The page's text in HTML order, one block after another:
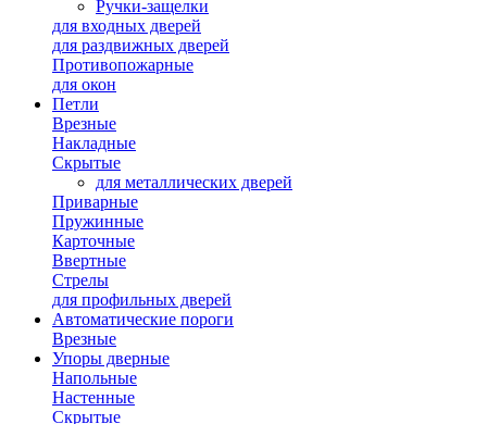
Ручки-защелки
для входных дверей
для раздвижных дверей
Противопожарные
для окон
Петли
Врезные
Накладные
Скрытые
для металлических дверей
Приварные
Пружинные
Карточные
Ввертные
Стрелы
для профильных дверей
Автоматические пороги
Врезные
Упоры дверные
Напольные
Настенные
Скрытые